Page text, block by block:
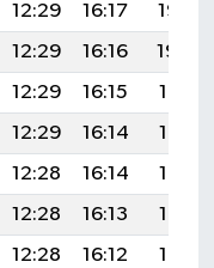
12:29 16:17
19:22
12:29 16:16
19:20
12:29 16:15
19:19
12:29 16:14
19:17
12:28 16:14
19:16
12:28 16:13
19:14
12:28 16:12 19:13